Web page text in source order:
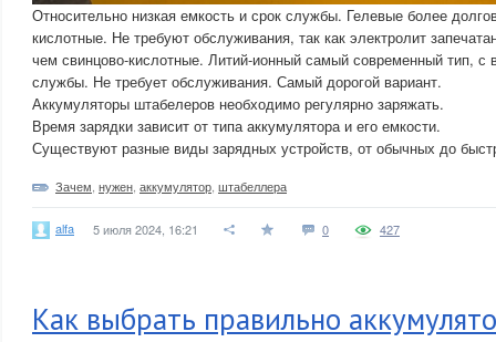
Относительно низкая емкость и срок службы. Гелевые более
кислотные. Не требуют обслуживания, так как электролит
чем свинцово-кислотные. Литий-ионный самый современный тип, с
службы. Не требует обслуживания. Самый дорогой вариант.
Аккумуляторы штабелеров необходимо регулярно заряжать.
Время зарядки зависит от типа аккумулятора и его емкости.
Существуют разные виды зарядных устройств, от обычных до
Зачем нужен аккумулятор штабеллера
alfa 5 июля 2024, 16:21 0 427
Как выбрать правильно